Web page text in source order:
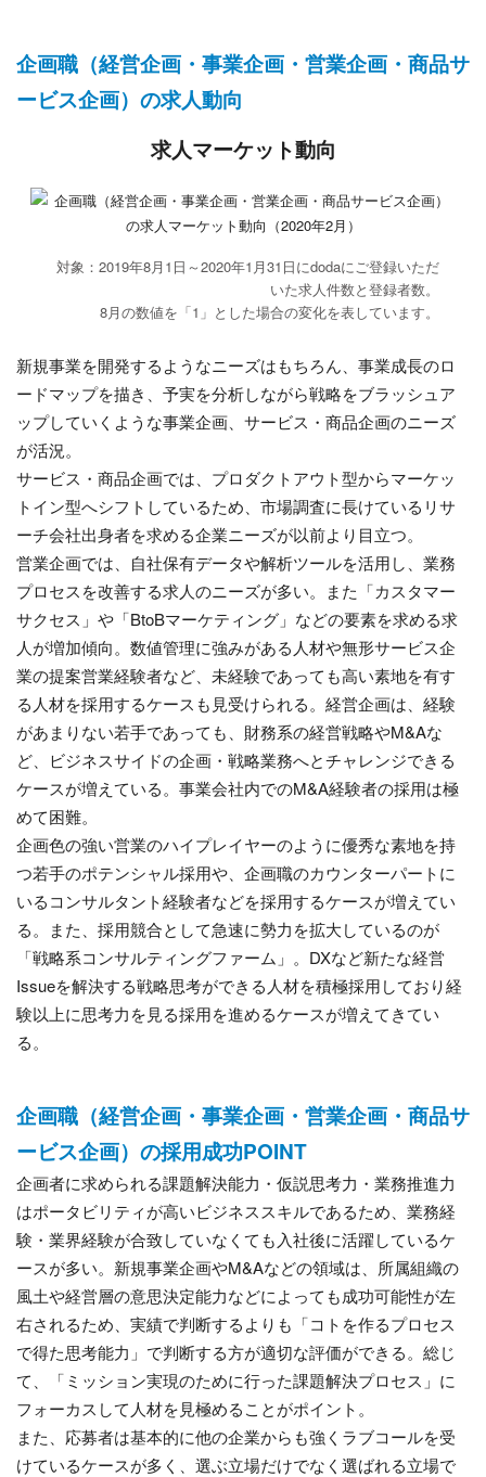
企画職（経営企画・事業企画・営業企画・商品サ
ービス企画）の求人動向
求人マーケット動向
対象：2019年8月1日～2020年1月31日にdodaにご登録いただ
いた求人件数と登録者数。
8月の数値を「1」とした場合の変化を表しています。
新規事業を開発するようなニーズはもちろん、事業成長のロ
ードマップを描き、予実を分析しながら戦略をブラッシュア
ップしていくような事業企画、サービス・商品企画のニーズ
が活況。
サービス・商品企画では、プロダクトアウト型からマーケッ
トイン型へシフトしているため、市場調査に長けているリサ
ーチ会社出身者を求める企業ニーズが以前より目立つ。
営業企画では、自社保有データや解析ツールを活用し、業務
プロセスを改善する求人のニーズが多い。また「カスタマー
サクセス」や「BtoBマーケティング」などの要素を求める求
人が増加傾向。数値管理に強みがある人材や無形サービス企
業の提案営業経験者など、未経験であっても高い素地を有す
る人材を採用するケースも見受けられる。経営企画は、経験
があまりない若手であっても、財務系の経営戦略やM&Aな
ど、ビジネスサイドの企画・戦略業務へとチャレンジできる
ケースが増えている。事業会社内でのM&A経験者の採用は極
めて困難。
企画色の強い営業のハイプレイヤーのように優秀な素地を持
つ若手のポテンシャル採用や、企画職のカウンターパートに
いるコンサルタント経験者などを採用するケースが増えてい
る。また、採用競合として急速に勢力を拡大しているのが
「戦略系コンサルティングファーム」。DXなど新たな経営
Issueを解決する戦略思考ができる人材を積極採用しており経
験以上に思考力を見る採用を進めるケースが増えてきてい
る。
企画職（経営企画・事業企画・営業企画・商品サ
ービス企画）の採用成功POINT
企画者に求められる課題解決能力・仮説思考力・業務推進力
はポータビリティが高いビジネススキルであるため、業務経
験・業界経験が合致していなくても入社後に活躍しているケ
ースが多い。新規事業企画やM&Aなどの領域は、所属組織の
風土や経営層の意思決定能力などによっても成功可能性が左
右されるため、実績で判断するよりも「コトを作るプロセス
で得た思考能力」で判断する方が適切な評価ができる。総じ
て、「ミッション実現のために行った課題解決プロセス」に
フォーカスして人材を見極めることがポイント。
また、応募者は基本的に他の企業からも強くラブコールを受
けているケースが多く、選ぶ立場だけでなく選ばれる立場で